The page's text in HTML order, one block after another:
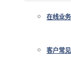
在线业
客户常